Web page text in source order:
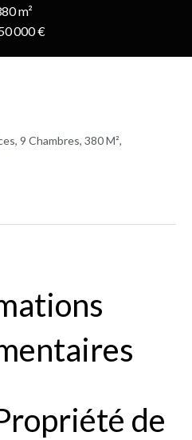
m²
000 €
9 Chambres, 380 M²,
de